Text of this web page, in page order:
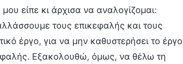
είπε κι άρχισα να αναλογίζομαι:
τους επικεφαλής και τους
έργο, για να μην καθυστερήσει το έργο
Εξακολουθώ, όμως, να θέλω τη